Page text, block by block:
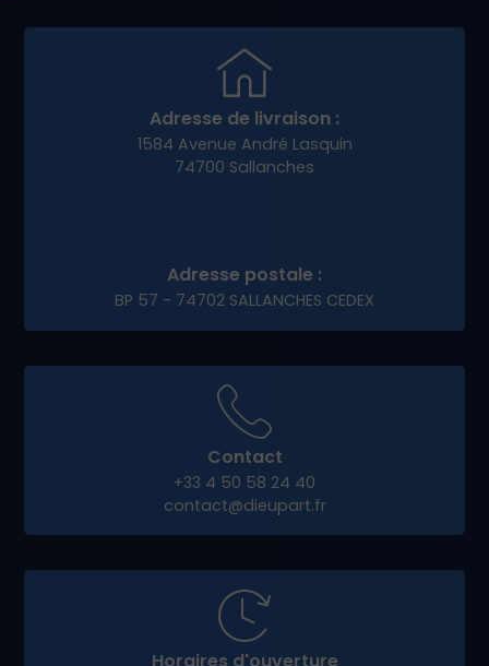
Créer un tunnel de vente performant
Lancer des campagnes promotionnelles
locales
Animer vos réseaux sociaux
démarquer et de pérenniser leur activité en
Pourquoi choisir Dieup’art
pour votre projet digital à
Bellecombe-en-Bauges ?
Notre force, c’est notre approche humaine,
locale et personnalisée. Nous privilégions les
échanges en direct, à distance ou en rendez-
vous surBellecombe-en-Bauges, pour co-
Avec Dieup’art, vous bénéficiez de :
Conseils personnalisés et clairs